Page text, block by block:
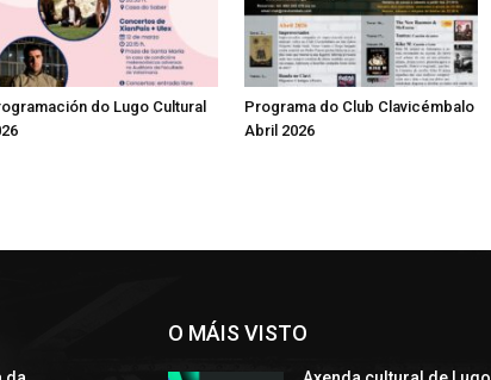
do Lugo Cultural
Programa do Club Clavicémbalo
Abril 2026
O MÁIS VISTO